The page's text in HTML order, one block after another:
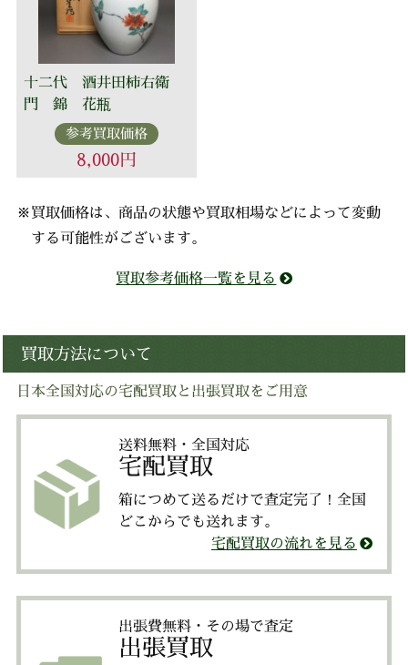
十二代 酒井田柿右衛
門 錦 花瓶
参考買取価格
8,000円
※買取価格は、商品の状態や買取相場などによって変動
する可能性がございます。
買取参考価格一覧を見る
買取方法について
日本全国対応の宅配買取と出張買取をご用意
送料無料・全国対応
宅配買取
箱につめて送るだけで査定完了！全国
どこからでも送れます。
宅配買取の流れを見る
出張費無料・その場で査定
出張買取